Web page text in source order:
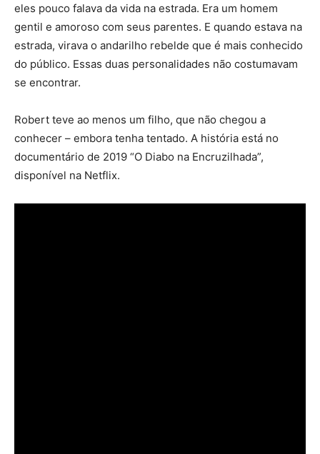
eles pouco falava da vida na estrada. Era um homem
gentil e amoroso com seus parentes. E quando estava na
estrada, virava o andarilho rebelde que é mais conhecido
do público. Essas duas personalidades não costumavam
se encontrar.
Robert teve ao menos um filho, que não chegou a
conhecer – embora tenha tentado. A história está no
documentário de 2019 “O Diabo na Encruzilhada”,
disponível na Netflix.